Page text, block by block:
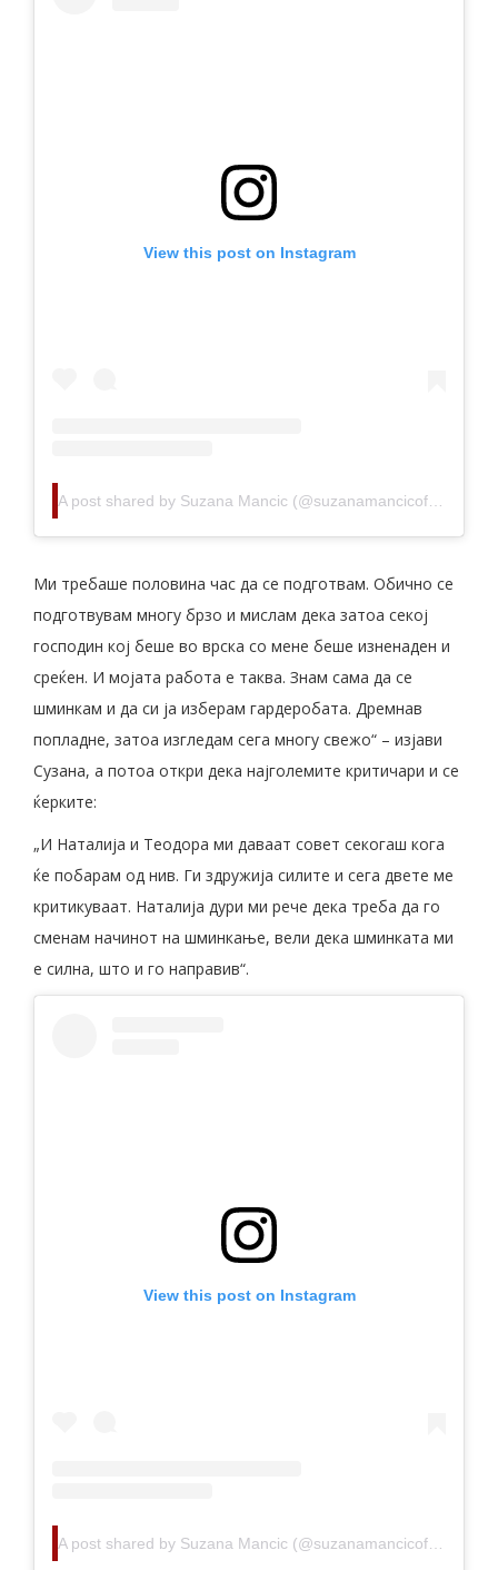
View this post on Instagram
Ми требаше половина час да се подготвам. Обично се
подготвувам многу брзо и мислам дека затоа секој
господин кој беше во врска со мене беше изненаден и
среќен. И мојата работа е таква. Знам сама да се
шминкам и да си ја изберам гардеробата. Дремнав
попладне, затоа изгледам сега многу свежо“ – изјави
Сузана, а потоа откри дека најголемите критичари и се
ќерките:
„И Наталија и Теодора ми даваат совет секогаш кога
ќе побарам од нив. Ги здружија силите и сега двете ме
критикуваат. Наталија дури ми рече дека треба да го
сменам начинот на шминкање, вели дека шминката ми
е силна, што и го направив“.
View this post on Instagram
A post shared by Suzana Mancic (@suzanamancicofficial)